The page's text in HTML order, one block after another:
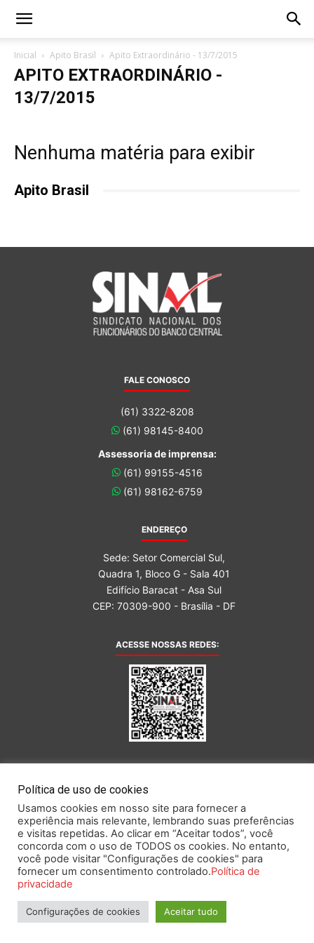
Inicial Apito Brasil Apito Extraordinário - 13/7/2015
APITO EXTRAORDINÁRIO -
13/7/2015
Nenhuma matéria para exibir
Apito Brasil
FALE CONOSCO
(61) 3322-8208
(61) 98145-8400
Assessoria de imprensa:
(61) 99155-4516
(61) 98162-6759
ENDEREÇO
Sede: Setor Comercial Sul,
Quadra 1, Bloco G - Sala 401
Edifício Baracat - Asa Sul
CEP: 70309-900 - Brasília - DF
ACESSE NOSSAS REDES:
Este portal obedece às prescrições da Lei Geral de Proteção de Dados.
2026 SINAL – Sindicato Nacional dos Funcionários do Banco Central.
Política de uso de cookies
Usamos cookies em nosso site para fornecer a
experiência mais relevante, lembrando suas preferências
e visitas repetidas. Ao clicar em “Aceitar todos”, você
concorda com o uso de TODOS os cookies. No entanto,
você pode visitar "Configurações de cookies" para
fornecer um consentimento controlado.Política de
privacidade
Configurações de cookies Aceitar tudo